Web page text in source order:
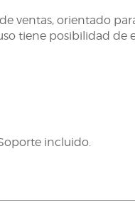
ventas, orientado
tiene posibilidad de
incluido.